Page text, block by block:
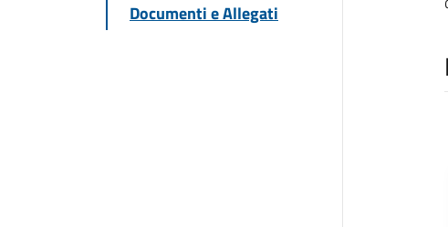
Documenti e Allegati